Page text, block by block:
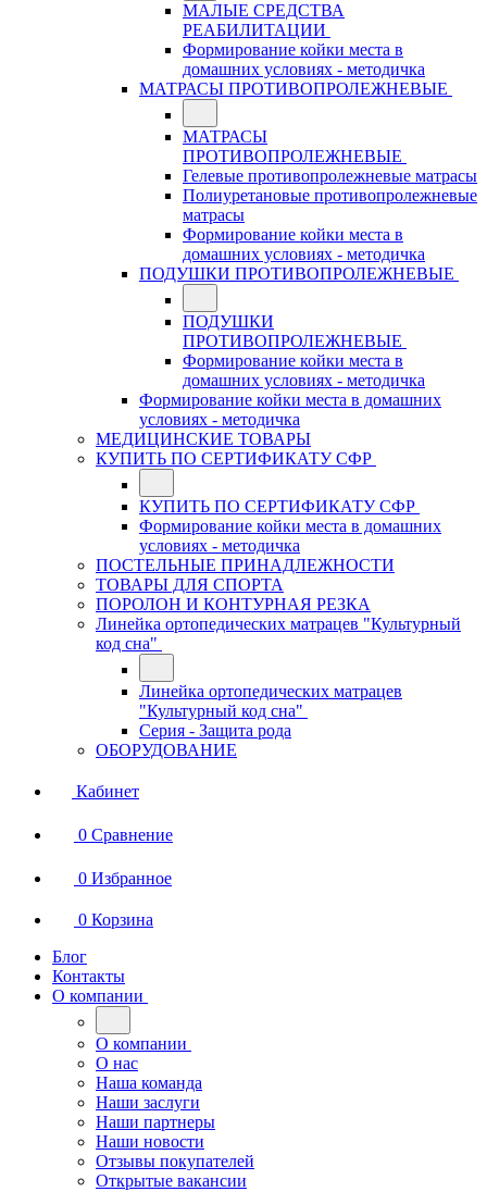
МАЛЫЕ СРЕДСТВА
РЕАБИЛИТАЦИИ
Формирование койки места в
домашних условиях - методичка
МАТРАСЫ ПРОТИВОПРОЛЕЖНЕВЫЕ
МАТРАСЫ
ПРОТИВОПРОЛЕЖНЕВЫЕ
Гелевые противопролежневые матрасы
Полиуретановые противопролежневые
матрасы
Формирование койки места в
домашних условиях - методичка
ПОДУШКИ ПРОТИВОПРОЛЕЖНЕВЫЕ
ПОДУШКИ
ПРОТИВОПРОЛЕЖНЕВЫЕ
Формирование койки места в
домашних условиях - методичка
Формирование койки места в домашних
условиях - методичка
МЕДИЦИНСКИЕ ТОВАРЫ
КУПИТЬ ПО СЕРТИФИКАТУ СФР
КУПИТЬ ПО СЕРТИФИКАТУ СФР
Формирование койки места в домашних
условиях - методичка
ПОСТЕЛЬНЫЕ ПРИНАДЛЕЖНОСТИ
ТОВАРЫ ДЛЯ СПОРТА
ПОРОЛОН И КОНТУРНАЯ РЕЗКА
Линейка ортопедических матрацев "Культурный
код сна"
Линейка ортопедических матрацев
"Культурный код сна"
Серия - Защита рода
ОБОРУДОВАНИЕ
Кабинет
0 Сравнение
0 Избранное
0 Корзина
Блог
Контакты
О компании
О компании
О нас
Наша команда
Наши заслуги
Наши партнеры
Наши новости
Отзывы покупателей
Открытые вакансии